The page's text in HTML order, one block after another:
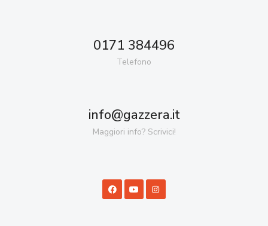
0171 384496
Telefono
info@gazzera.it
Maggiori info? Scrivici!